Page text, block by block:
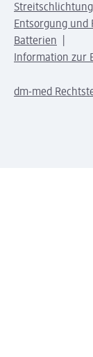
Streitschlichtung
Entsorgung und
Batterien
Information zur
dm-med